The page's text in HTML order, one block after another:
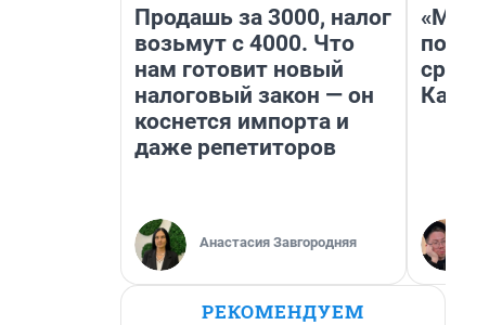
Продашь за 3000, налог
возьмут с 4000. Что
нам готовит новый
налоговый закон — он
коснется импорта и
даже репетиторов
Анастасия Завгородняя
РЕКОМЕНДУЕМ